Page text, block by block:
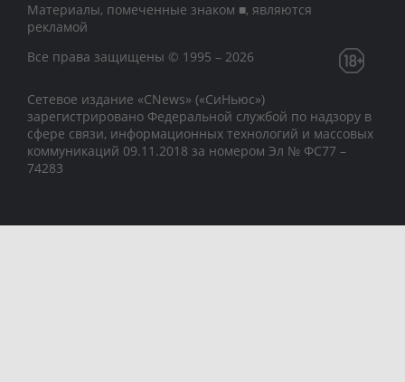
Материалы, помеченные знаком ■, являются
рекламой
Все права защищены © 1995 – 2026
Сетевое издание «CNews» («СиНьюс»)
зарегистрировано Федеральной службой по надзору в
сфере связи, информационных технологий и массовых
коммуникаций 09.11.2018 за номером Эл № ФС77 –
74283